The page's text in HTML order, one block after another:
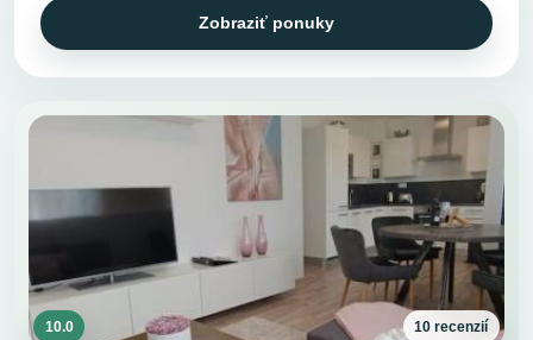
Zobraziť ponuky
10.0 10 recenzií